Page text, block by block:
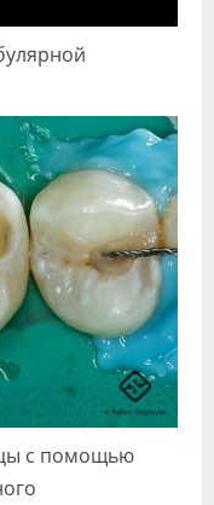
с помощью